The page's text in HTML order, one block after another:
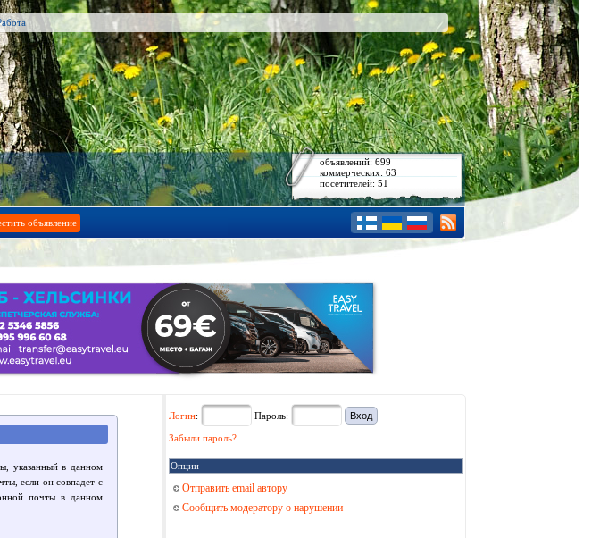
объявлений: 699
коммерческих: 63
посетителей: 51
объявление
указанный в данном
если он совпадет с
почты в данном
Логин: Пароль:
Забыли пароль?
Опции
Отправить email автору
Сообщить модератору о нарушении